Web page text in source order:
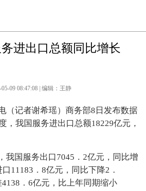
进出口总额同比增长
09 08:47:08 | 编辑：王静
（记者谢希瑶）商务部8日发布数据
，我国服务进出口总额18229亿元，
我国服务出口7045．2亿元，同比增
11183．8亿元，同比下降2．
．6亿元，比上年同期缩小